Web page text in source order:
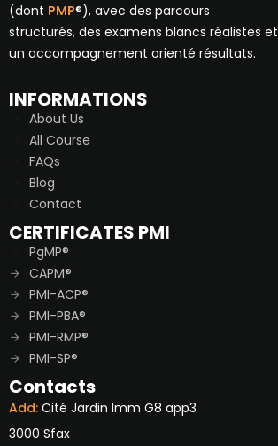
(dont PMP®), avec des parcours
structurés, des examens blancs réalistes et
un accompagnement orienté résultats.
INFORMATIONS
About Us
All Course
FAQs
Blog
Contact
CERTIFICATES PMI
PgMP®
CAPM®
PMI-ACP®
PMI-PBA®
PMI-RMP®
PMI-SP®
Contacts
Add: Cité Jardin Imm G8 app3
3000 Sfax